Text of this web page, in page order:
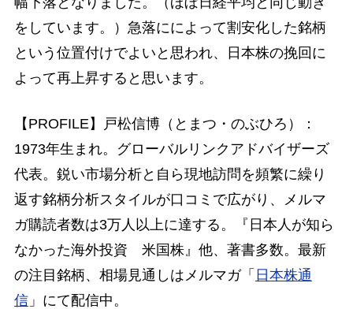
をしています。）急落にによって割安化した銘柄
という位置付けでよいと思われ、日本株の挽回に
よって再上昇すると思います。
【PROFILE】戸松信博（とまつ・のぶひろ）：
1973年生まれ。グローバルリンクアドバイザーズ
代表。鋭い市場分析と自ら現地訪問を頻繁に繰り
返す銘柄分析スタイルが口コミで広がり、メルマ
ガ購読者数は3万人以上に達する。『日本人が知ら
なかった海外投資 米国株』他、著書多数。最新
の注目銘柄、相場見通しはメルマガ「 日本株通
信」にて配信中。